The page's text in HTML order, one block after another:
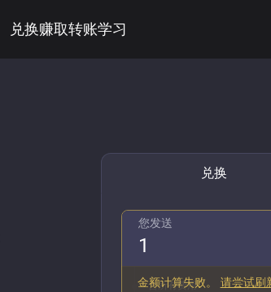
兑换赚取转账学习
兑换
您发送
金额计算失败。 请尝试刷
含所有费用